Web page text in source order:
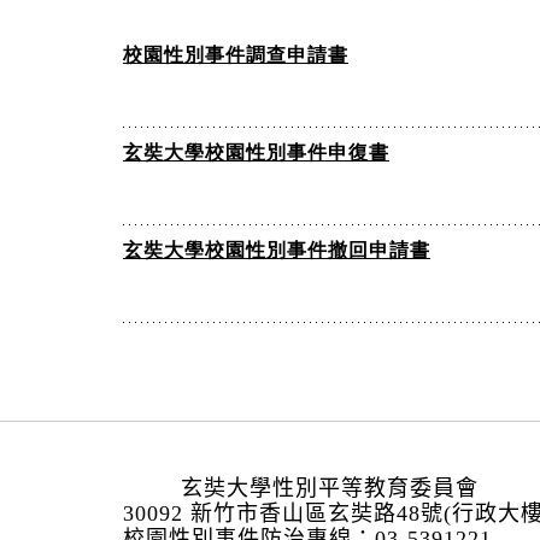
校園性別事件調查申請書
玄奘大學校園性別事件申復書
玄奘大學校園性別事件撤回申請書
玄奘大學性別平等教育委員會
30092 新竹市香山區玄奘路48號(行政大